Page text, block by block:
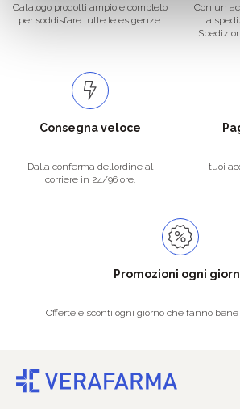
Catalogo prodotti ampio e completo
per soddisfare tutte le esigenze.
Con un
la
Consegna veloce
Dalla conferma dell’ordine al
corriere in 24/96 ore.
I tuoi
Promozioni ogni
Offerte e sconti ogni giorno che fanno bene